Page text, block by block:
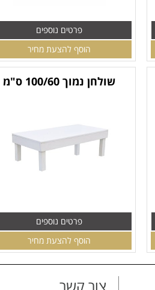
פרטים נוספים
הוסף להצעת מחיר
שולחן נמוך 100/60 ס"מ
פרטים נוספים
הוסף להצעת מחיר